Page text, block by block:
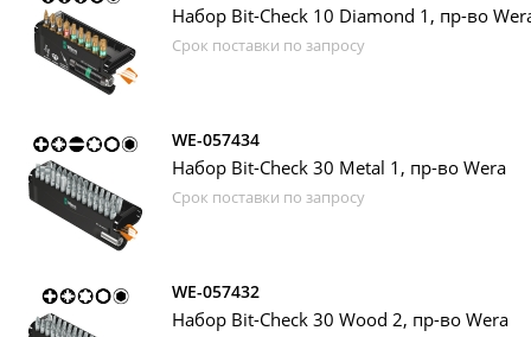
Набор Bit-Check 10 Diamond 1, пр-во
Срок поставки по запросу
WE-057434
Набор Bit-Check 30 Metal 1, пр-во Wera
Срок поставки по запросу
WE-057432
Набор Bit-Check 30 Wood 2, пр-во Wera